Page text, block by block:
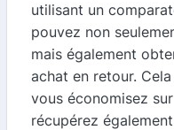
utilisant un
pouvez non
mais également
achat en retour.
vous économisez
récupérez